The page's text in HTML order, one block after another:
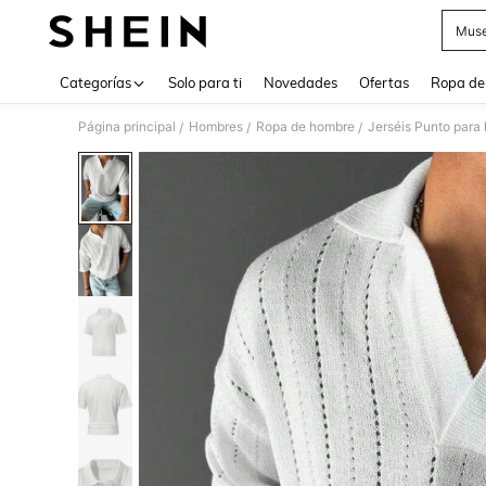
Categorías Solo para ti Novedades Ofertas Ropa
Página principal / Hombres / Ropa de hombre / Jerséis Punto para